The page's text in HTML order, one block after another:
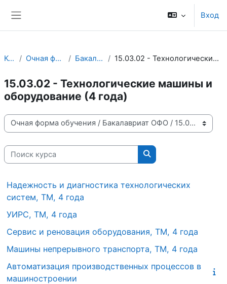
Вход
Курсы Очная форма обучения Бакалавриат ОФО 15.03.02 - Технологические машины и оборудование (4 года)
15.03.02 - Технологические машины и
оборудование (4 года)
Категории курсов
Поиск курса
Поиск курса
Надежность и диагностика технологических
систем, ТМ, 4 года
УИРС, ТМ, 4 года
Сервис и реновация оборудования, ТМ, 4 года
Машины непрерывного транспорта, ТМ, 4 года
Автоматизация производственных процессов в
машиностроении